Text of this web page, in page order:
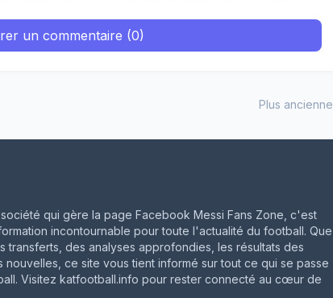
un commentaire (0)
Plus ancienne
qui gère la page Facebook Messi Fans Zone, c'est
incontournable pour toute l'actualité du football. Que
transferts, des analyses approfondies, les résultats des
nouvelles, ce site vous tient informé sur tout ce qui se passe
Visitez katfootball.info pour rester connecté au cœur de